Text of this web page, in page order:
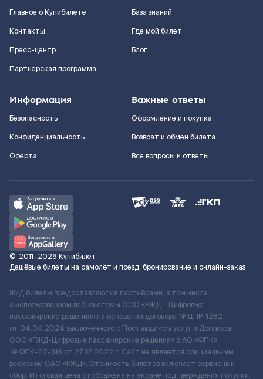
Главное о Купибилете
Контакты
Пресс-центр
Партнерская программа
База знаний
Где мой билет
Блог
Информация
Безопасность
Конфиденциальность
Оферта
Важные ответы
Оформление и покупка
Возврат и обмен билета
Все вопросы и ответы
© 2011–2026 Купибилет
Дешёвые билеты на самолёт и поезд, бронирование и онлайн-заказ
Ж/Д билеты предоставляются партнёрами, в том числе
с использованием веб-системы ООО «РЖД – Цифровые
пассажирские решения» на основании договора № ЦПР-1282
от 04.04.2024 заключенного с Поставщиком услуг и Договора
ООО «РЖД-Цифровые пассажирские решения» c АО «ФПК»
№ ФПК-22-316 от 27.12.2022 г. Сайт не является официальным
ресурсом ОАО «РЖД». Стоимость билетов включает сервисный
сбор. Итоговая цена отображена на экране подтверждения покупки.